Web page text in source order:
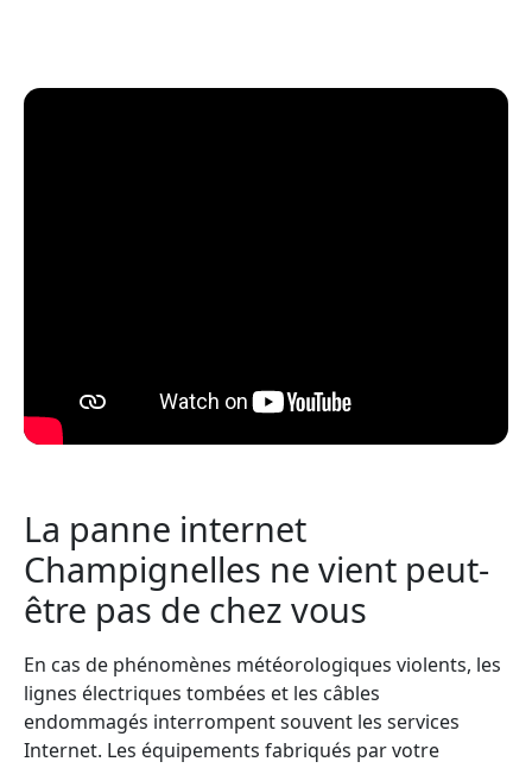
La panne internet
Champignelles ne vient peut-
être pas de chez vous
En cas de phénomènes météorologiques violents, les
lignes électriques tombées et les câbles
endommagés interrompent souvent les services
Internet. Les équipements fabriqués par votre